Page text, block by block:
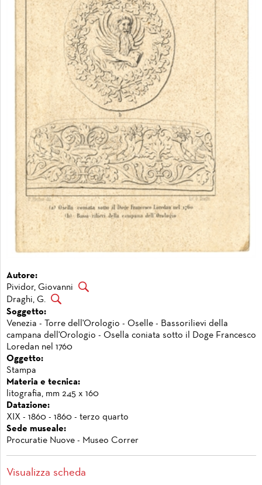
Autore:
Pividor, Giovanni
Draghi, G.
Soggetto:
Venezia - Torre dell'Orologio - Oselle - Bassorilievi della
campana dell'Orologio - Osella coniata sotto il Doge Francesco
Loredan nel 1760
Oggetto:
Stampa
Materia e tecnica:
litografia, mm 245 x 160
Datazione:
XIX - 1860 - 1860 - terzo quarto
Sede museale:
Procuratie Nuove - Museo Correr
Visualizza scheda